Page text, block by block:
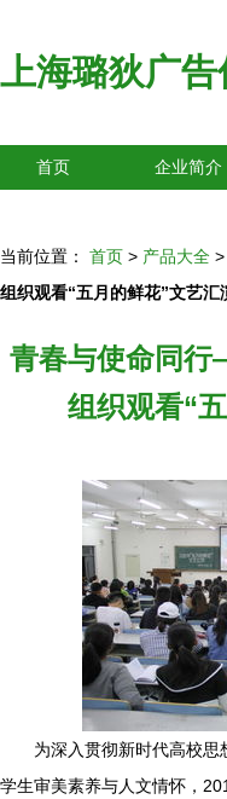
上海璐狄广告
首页 企业简介
当前位置： 首页 > 产品大全 >
组织观看“五月的鲜花”文艺汇
青春与使命同
组织观看“
为深入贯彻新时代高校
学生审美素养与人文情怀，